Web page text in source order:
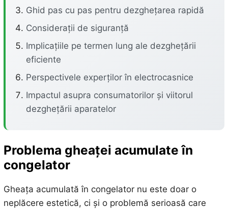
Ghid pas cu pas pentru dezghețarea rapidă
Considerații de siguranță
Implicațiile pe termen lung ale dezghețării
eficiente
Perspectivele experților în electrocasnice
Impactul asupra consumatorilor și viitorul
dezghețării aparatelor
Problema gheaței acumulate în
congelator
Gheața acumulată în congelator nu este doar o
neplăcere estetică, ci și o problemă serioasă care